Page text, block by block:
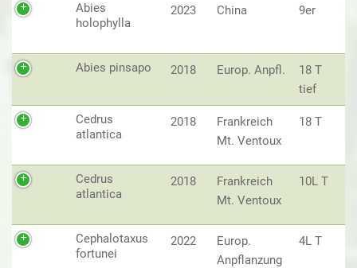
Abies
holophylla
2023 China 9er
Abies pinsapo 2018 Europ. Anpfl.
18 T
tief
Cedrus
atlantica
2018
Frankreich
Mt. Ventoux
18 T
Cedrus
atlantica
2018
Frankreich
Mt. Ventoux
10L T
Cephalotaxus
fortunei
2022
Europ.
Anpflanzung
4L T